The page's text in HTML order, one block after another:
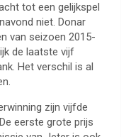
tot een gelijkspel
niet. Donar
van seizoen 2015-
de laatste vijf
Het verschil is al
zijn vijfde
eerste grote prijs